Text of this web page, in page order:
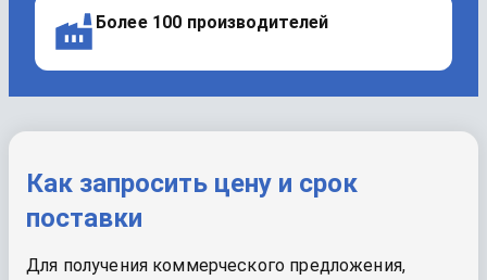
Более 100 производителей
Как запросить цену и срок
поставки
Для получения коммерческого предложения,